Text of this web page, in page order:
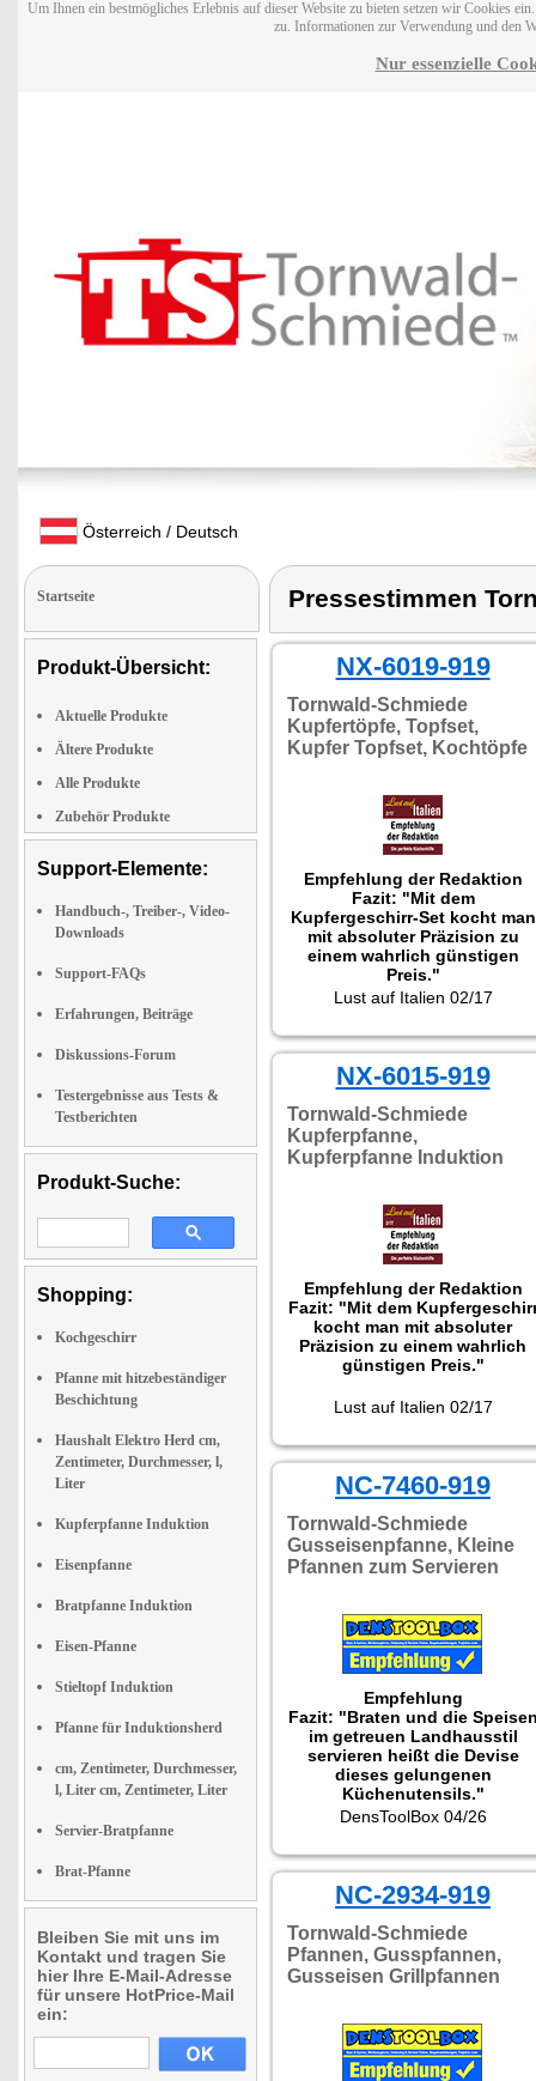
Um Ihnen ein bestmögliches Erlebnis auf dieser Website zu bieten setzen wir Cookies
zu. Informationen zur Verwendung und den
Nur essenzielle
Österreich / Deutsch
Startseite
Produkt-Übersicht:
Aktuelle Produkte
Ältere Produkte
Alle Produkte
Zubehör Produkte
Support-Elemente:
Handbuch-, Treiber-, Video-
Downloads
Support-FAQs
Erfahrungen, Beiträge
Diskussions-Forum
Testergebnisse aus Tests &
Testberichten
Produkt-Suche:
Shopping:
Kochgeschirr
Pfanne mit hitzebeständiger
Beschichtung
Haushalt Elektro Herd cm,
Zentimeter, Durchmesser, l,
Liter
Kupferpfanne Induktion
Eisenpfanne
Bratpfanne Induktion
Eisen-Pfanne
Stieltopf Induktion
Pfanne für Induktionsherd
cm, Zentimeter, Durchmesser,
l, Liter cm, Zentimeter, Liter
Servier-Bratpfanne
Brat-Pfanne
Bleiben Sie mit uns im
Kontakt und tragen Sie
hier Ihre E-Mail-Adresse
für unsere HotPrice-Mail
ein:
Pressestimmen
NX-6019-919
Tornwald-Schmiede
Kupfertöpfe, Topfset,
Kupfer Topfset, Kochtöpfe
Empfehlung der Redaktion
Fazit: "Mit dem
Kupfergeschirr-Set kocht man
mit absoluter Präzision zu
einem wahrlich günstigen
Preis."
Lust auf Italien 02/17
NX-6015-919
Tornwald-Schmiede
Kupferpfanne,
Kupferpfanne Induktion
Empfehlung der Redaktion
Fazit: "Mit dem
kocht man mit absoluter
Präzision zu einem wahrlich
günstigen Preis."
Lust auf Italien 02/17
NC-7460-919
Tornwald-Schmiede
Gusseisenpfanne, Kleine
Pfannen zum Servieren
Empfehlung
Fazit: "Braten und die
im getreuen Landhausstil
servieren heißt die Devise
dieses gelungenen
Küchenutensils."
DensToolBox 04/26
NC-2934-919
Tornwald-Schmiede
Pfannen, Gusspfannen,
Gusseisen Grillpfannen